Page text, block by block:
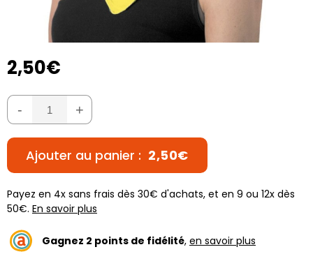
2,50€
- +
Ajouter au panier : 2,50€
Payez en 4x sans frais dès 30€ d'achats, et en 9 ou 12x dès
50€. En savoir plus
Gagnez 2 points de fidélité, en savoir plus